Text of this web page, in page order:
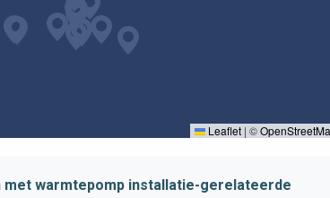
Leaflet | ©
met warmtepomp installatie-gerelateerde